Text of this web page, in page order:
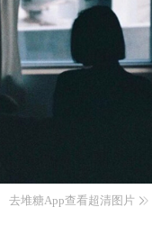
去堆糖App查看超清图片